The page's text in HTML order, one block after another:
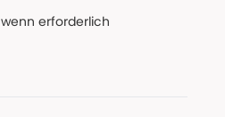
wenn erforderlich